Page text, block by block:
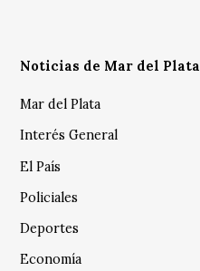
Noticias de Mar del Plata
Mar del Plata
Interés General
El País
Policiales
Deportes
Economía